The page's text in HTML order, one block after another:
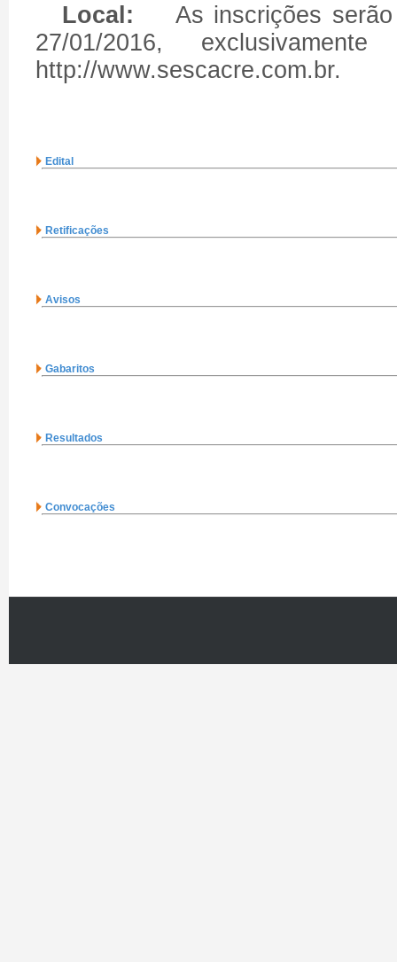
Local: As inscrições serão
27/01/2016,
http://www.sescacre.com.br.
Edital
Retificações
Avisos
Gabaritos
Resultados
Convocações